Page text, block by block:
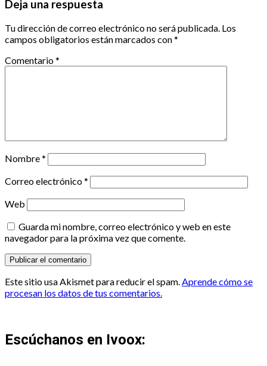
Deja una respuesta
Tu dirección de correo electrónico no será publicada. Los
campos obligatorios están marcados con*
Comentario*
Nombre*
Correo electrónico*
Web
Guarda mi nombre, correo electrónico y web en este
navegador para la próxima vez que comente.
Este sitio usa Akismet para reducir el spam.Aprende cómo se
procesan los datos de tus comentarios.
Escúchanos en Ivoox: